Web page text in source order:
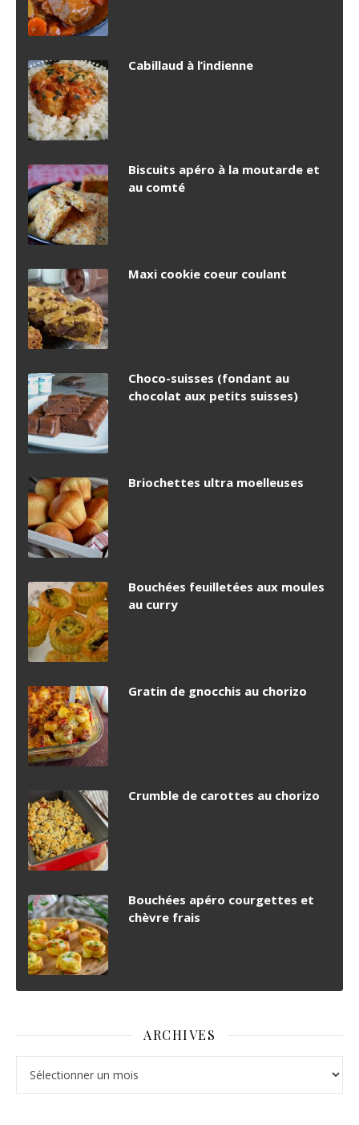
Cabillaud à l’indienne
Biscuits apéro à la moutarde et
au comté
Maxi cookie coeur coulant
Choco-suisses (fondant au
chocolat aux petits suisses)
Briochettes ultra moelleuses
Bouchées feuilletées aux moules
au curry
Gratin de gnocchis au chorizo
Crumble de carottes au chorizo
Bouchées apéro courgettes et
chèvre frais
ARCHIVES